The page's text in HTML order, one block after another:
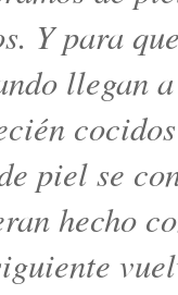
Y para
llegan
piel se
hecho